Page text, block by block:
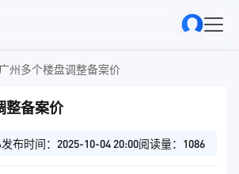
广州多个楼盘调整备案价
整备案价
发布时间：2025-10-04 20:00阅读量：1086